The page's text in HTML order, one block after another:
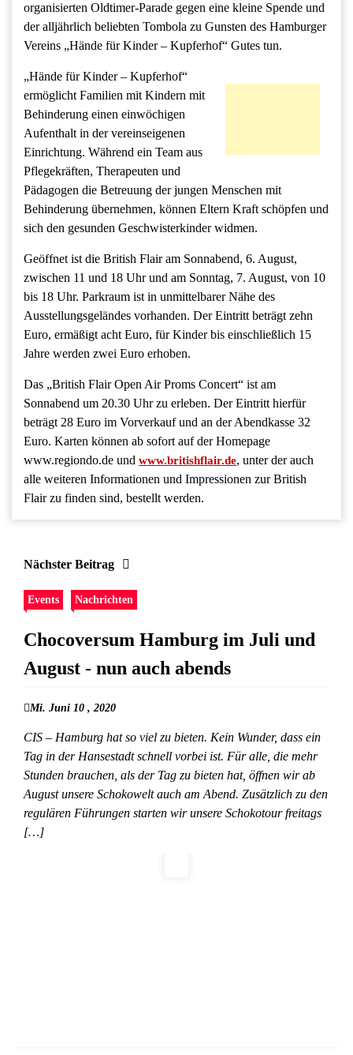
organisierten Oldtimer-Parade gegen eine kleine Spende und
der alljährlich beliebten Tombola zu Gunsten des Hamburger
Vereins „Hände für Kinder – Kupferhof“ Gutes tun.
„Hände für Kinder – Kupferhof“
ermöglicht Familien mit Kindern mit
Behinderung einen einwöchigen
Aufenthalt in der vereinseigenen
Einrichtung. Während ein Team aus
Pflegekräften, Therapeuten und
Pädagogen die Betreuung der jungen Menschen mit
Behinderung übernehmen, können Eltern Kraft schöpfen und
sich den gesunden Geschwisterkinder widmen.
Geöffnet ist die British Flair am Sonnabend, 6. August,
zwischen 11 und 18 Uhr und am Sonntag, 7. August, von 10
bis 18 Uhr. Parkraum ist in unmittelbarer Nähe des
Ausstellungsgeländes vorhanden. Der Eintritt beträgt zehn
Euro, ermäßigt acht Euro, für Kinder bis einschließlich 15
Jahre werden zwei Euro erhoben.
Das „British Flair Open Air Proms Concert“ ist am
Sonnabend um 20.30 Uhr zu erleben. Der Eintritt hierfür
beträgt 28 Euro im Vorverkauf und an der Abendkasse 32
Euro. Karten können ab sofort auf der Homepage
www.regiondo.de und www.britishflair.de, unter der auch
alle weiteren Informationen und Impressionen zur British
Flair zu finden sind, bestellt werden.
Nächster Beitrag
Events Nachrichten
Chocoversum Hamburg im Juli und
August - nun auch abends
Mi. Juni 10 , 2020
CIS – Hamburg hat so viel zu bieten. Kein Wunder, dass ein
Tag in der Hansestadt schnell vorbei ist. Für alle, die mehr
Stunden brauchen, als der Tag zu bieten hat, öffnen wir ab
August unsere Schokowelt auch am Abend. Zusätzlich zu den
regulären Führungen starten wir unsere Schokotour freitags
[…]